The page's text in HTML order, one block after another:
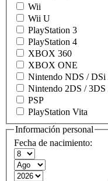
Wii
Wii U
PlayStation 3
PlayStation 4
XBOX 360
XBOX ONE
Nintendo NDS /
Nintendo 2DS /
PSP
PlayStation Vita
Información personal
Fecha de nacimiento: